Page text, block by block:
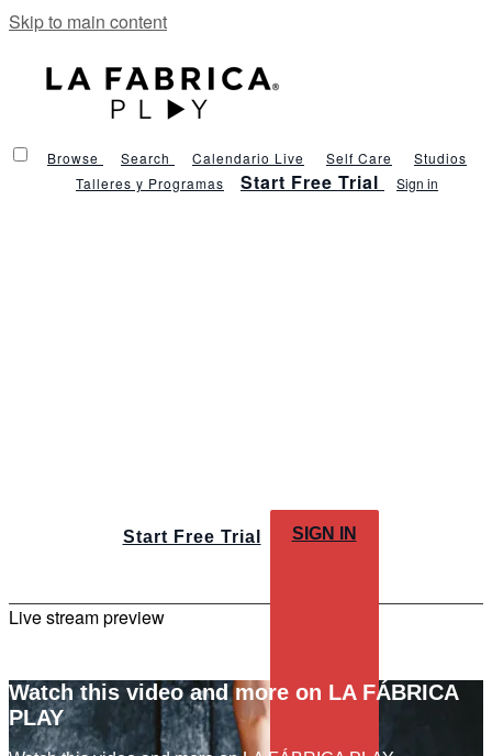
Skip to main content
Browse Search Calendario Live Self Care
Studios
Talleres y Programas
Start Free Trial Sign in
Start Free Trial SIGN IN
Live stream preview
Watch this video and more on LA FÁBRICA
PLAY